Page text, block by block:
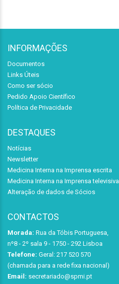
INFORMAÇÕES
Documentos
Links Úteis
Como ser sócio
Pedido Apoio Científico
Política de Privacidade
DESTAQUES
Notícias
Newsletter
Medicina Interna na Imprensa escrita
Medicina Interna na Imprensa televisiva
Alteração de dados de Sócios
CONTACTOS
Morada: Rua da Tóbis Portuguesa,
nº8 - 2º sala 9 - 1750 - 292 Lisboa
Telefone: Geral: 217 520 570
(chamada para a rede fixa nacional)
Email: secretariado@spmi.pt